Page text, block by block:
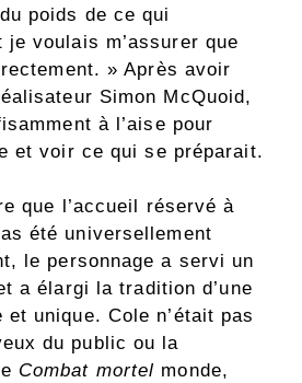
poids de ce qui
je voulais m’assurer que
» Après avoir
Simon McQuoid,
à l’aise pour
et voir ce qui se préparait.
que l’accueil réservé à
été universellement
le personnage a servi un
a élargi la tradition d’une
et unique. Cole n’était pas
du public ou la
Combat mortel monde,